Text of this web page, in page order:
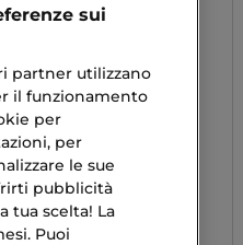
sui
partner utilizzano
il funzionamento
per
per
le sue
pubblicità
tua scelta! La
Puoi